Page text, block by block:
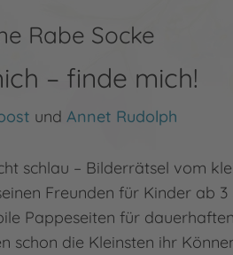
Rabe Socke
– finde mich!
und Annet Rudolph
schlau – Bilderrätsel vom
Freunden für Kinder ab
Pappeseiten für
schon die Kleinsten ihr